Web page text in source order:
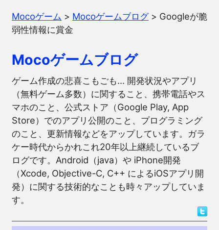
Mocoゲーム > Mocoゲームブログ> Googleが脆
弱性情報に賞金
Mocoゲームブログ
ゲーム作成の悲喜こもごも… 開発状況やアプリ
（無料ゲーム多数）に関すること、携帯電話やス
マホのこと、公式ストア（Google Play, App
Store）でのアプリ公開のこと、プログラミング
のこと、更新情報などをアップしています。ガラ
ケー時代からかれこれ20年以上継続しているブ
ログです。Android（java）や iPhone開発
（Xcode, Objective-C, C++ によるiOSアプリ開
発）に関する技術的なことも時々アップしていま
す。